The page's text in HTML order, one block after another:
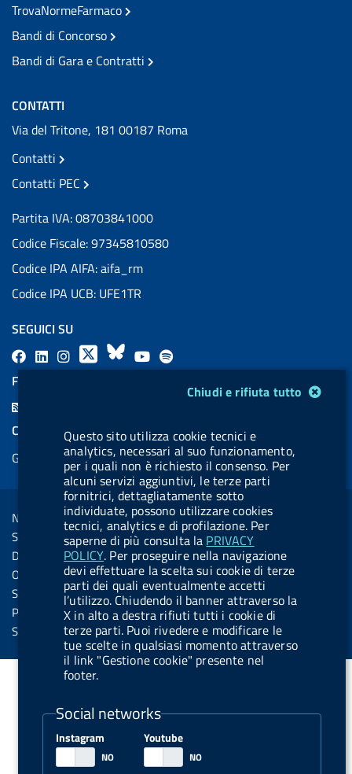
Chiudi e rifiuta tutto
Questo sito utilizza cookie tecnici e
analytics, necessari al suo funzionamento,
per i quali non è richiesto il consenso. Per
alcuni servizi aggiuntivi, le terze parti
fornitrici, dettagliatamente sotto
individuate, possono utilizzare cookies
tecnici, analytics e di profilazione. Per
saperne di più consulta la PRIVACY
POLICY. Per proseguire nella navigazione
devi effettuare la scelta sui cookie di terze
parti dei quali eventualmente accetti
l’utilizzo. Chiudendo il banner attraverso la
X in alto a destra rifiuti tutti i cookie di
terze parti. Puoi rivedere e modificare le
tue scelte in qualsiasi momento attraverso
il link "Gestione cookie" presente nel
footer.
Social networks
Instagram Youtube
TrovaNormeFarmaco
Bandi di Concorso
Bandi di Gara e Contratti
CONTATTI
Via del Tritone, 181 00187 Roma
Contatti
Contatti PEC
Partita IVA: 08703841000
Codice Fiscale: 97345810580
Codice IPA AIFA: aifa_rm
Codice IPA UCB: UFE1TR
SEGUICI SU
F
a
L
i
a
l
.
b
u
t
t
o
n
.
i
n
s
a
g
X
B
l
s
k
y
Y
o
u
b
e
l
a
l
.
b
u
t
t
o
n
.
s
p
i
f
FEED RSS
COOKIES
Gestione cookie
Sezione Link Utili
Note legali
Social Media Policy
Dichiarazione di accessibilità
Obiettivi di accessibilità
Statistiche sito
Privacy
Servizi Online